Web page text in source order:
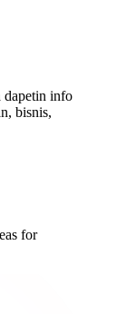
dapetin info
bisnis,
for